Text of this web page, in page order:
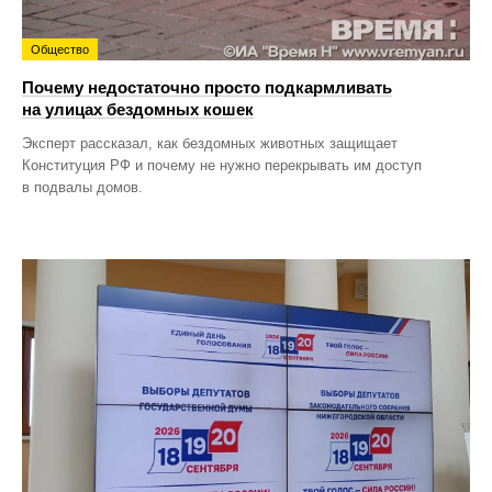
Общество
Почему недостаточно просто подкармливать
на улицах бездомных кошек
Эксперт рассказал, как бездомных животных защищает
Конституция РФ и почему не нужно перекрывать им доступ
в подвалы домов.